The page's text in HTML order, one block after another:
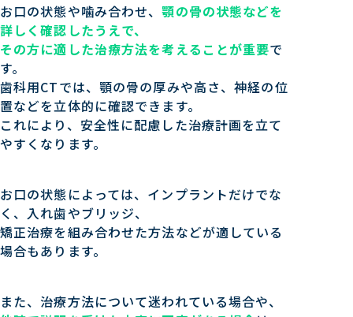
お口の状態や噛み合わせ、顎の骨の状態などを
詳しく確認したうえで、
その方に適した治療方法を考えることが重要で
す。
歯科用CTでは、顎の骨の厚みや高さ、神経の位
置などを立体的に確認できます。
これにより、安全性に配慮した治療計画を立て
やすくなります。
お口の状態によっては、インプラントだけでな
く、入れ歯やブリッジ、
矯正治療を組み合わせた方法などが適している
場合もあります。
また、治療方法について迷われている場合や、